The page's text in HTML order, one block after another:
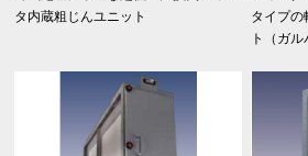
タ内蔵粗じんユニット
タイプの
ト（ガル